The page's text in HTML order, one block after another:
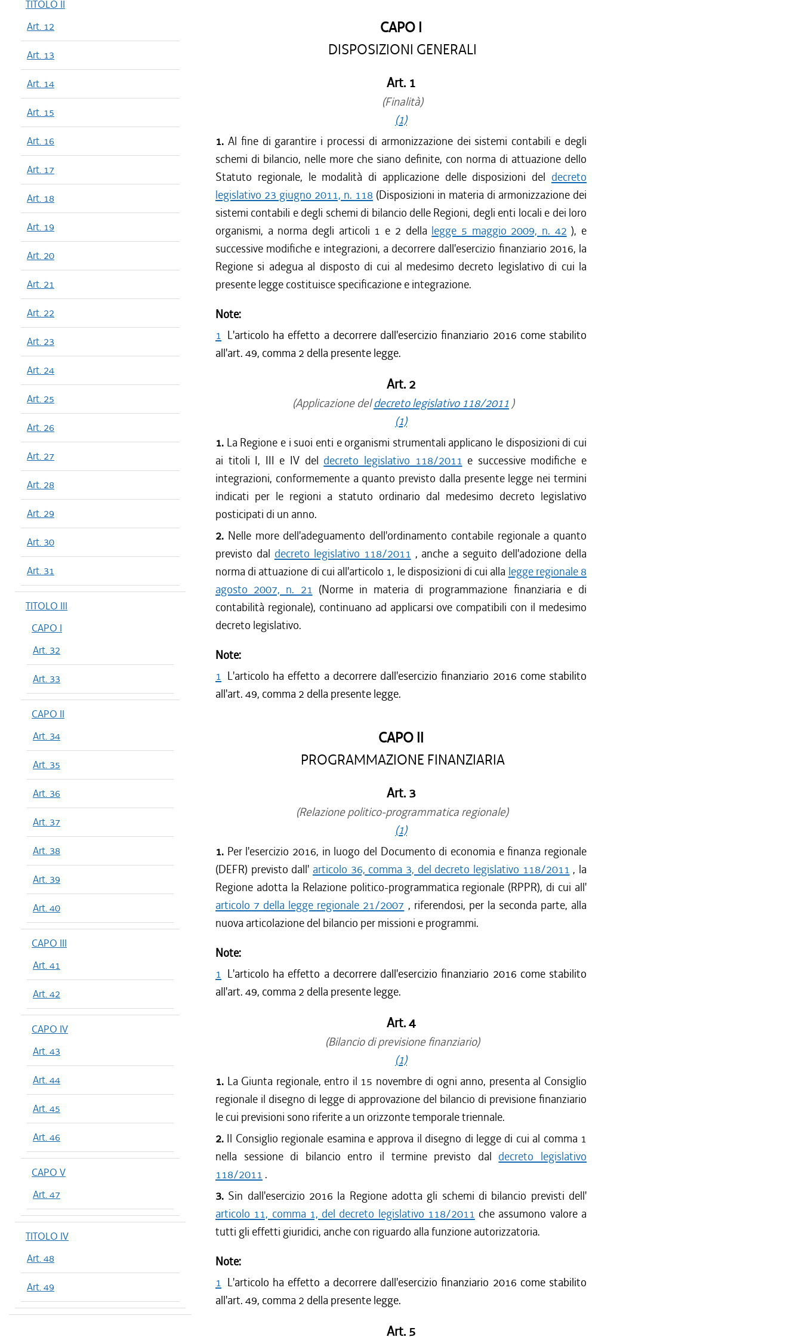
TITOLO II
Art. 12
Art. 13
Art. 14
Art. 15
Art. 16
Art. 17
Art. 18
Art. 19
Art. 20
Art. 21
Art. 22
Art. 23
Art. 24
Art. 25
Art. 26
Art. 27
Art. 28
Art. 29
Art. 30
Art. 31
TITOLO III
CAPO I
Art. 32
Art. 33
CAPO II
Art. 34
Art. 35
Art. 36
Art. 37
Art. 38
Art. 39
Art. 40
CAPO III
Art. 41
Art. 42
CAPO IV
Art. 43
Art. 44
Art. 45
Art. 46
CAPO V
Art. 47
TITOLO IV
Art. 48
Art. 49
CAPO I
DISPOSIZIONI GENERALI
Art. 1
(Finalità)
(1)
1. Al fine di garantire i processi di armonizzazione dei sistemi contabili e degli
schemi di bilancio, nelle more che siano definite, con norma di attuazione dello
Statuto regionale, le modalità di applicazione delle disposizioni del decreto
legislativo 23 giugno 2011, n. 118 (Disposizioni in materia di armonizzazione dei
sistemi contabili e degli schemi di bilancio delle Regioni, degli enti locali e dei loro
organismi, a norma degli articoli 1 e 2 della legge 5 maggio 2009, n. 42 ), e
successive modifiche e integrazioni, a decorrere dall'esercizio finanziario 2016, la
Regione si adegua al disposto di cui al medesimo decreto legislativo di cui la
presente legge costituisce specificazione e integrazione.
Note:
1 L'articolo ha effetto a decorrere dall'esercizio finanziario 2016 come stabilito
all'art. 49, comma 2 della presente legge.
Art. 2
(Applicazione deldecreto legislativo 118/2011 )
(1)
1. La Regione e i suoi enti e organismi strumentali applicano le disposizioni di cui
ai titoli I, III e IV del decreto legislativo 118/2011 e successive modifiche e
integrazioni, conformemente a quanto previsto dalla presente legge nei termini
indicati per le regioni a statuto ordinario dal medesimo decreto legislativo
posticipati di un anno.
2. Nelle more dell'adeguamento dell'ordinamento contabile regionale a quanto
previsto dal decreto legislativo 118/2011 , anche a seguito dell'adozione della
norma di attuazione di cui all'articolo 1, le disposizioni di cui alla legge regionale 8
agosto 2007, n. 21 (Norme in materia di programmazione finanziaria e di
contabilità regionale), continuano ad applicarsi ove compatibili con il medesimo
decreto legislativo.
Note:
1 L'articolo ha effetto a decorrere dall'esercizio finanziario 2016 come stabilito
all'art. 49, comma 2 della presente legge.
CAPO II
PROGRAMMAZIONE FINANZIARIA
Art. 3
(Relazione politico-programmatica regionale)
(1)
1. Per l'esercizio 2016, in luogo del Documento di economia e finanza regionale
(DEFR) previsto dall' articolo 36, comma 3, del decreto legislativo 118/2011 , la
Regione adotta la Relazione politico-programmatica regionale (RPPR), di cui all'
articolo 7 della legge regionale 21/2007 , riferendosi, per la seconda parte, alla
nuova articolazione del bilancio per missioni e programmi.
Note:
1 L'articolo ha effetto a decorrere dall'esercizio finanziario 2016 come stabilito
all'art. 49, comma 2 della presente legge.
Art. 4
(Bilancio di previsione finanziario)
(1)
1. La Giunta regionale, entro il 15 novembre di ogni anno, presenta al Consiglio
regionale il disegno di legge di approvazione del bilancio di previsione finanziario
le cui previsioni sono riferite a un orizzonte temporale triennale.
2. Il Consiglio regionale esamina e approva il disegno di legge di cui al comma 1
nella sessione di bilancio entro il termine previsto dal decreto legislativo
118/2011 .
3. Sin dall'esercizio 2016 la Regione adotta gli schemi di bilancio previsti dell'
articolo 11, comma 1, del decreto legislativo 118/2011 che assumono valore a
tutti gli effetti giuridici, anche con riguardo alla funzione autorizzatoria.
Note:
1 L'articolo ha effetto a decorrere dall'esercizio finanziario 2016 come stabilito
all'art. 49, comma 2 della presente legge.
Art. 5